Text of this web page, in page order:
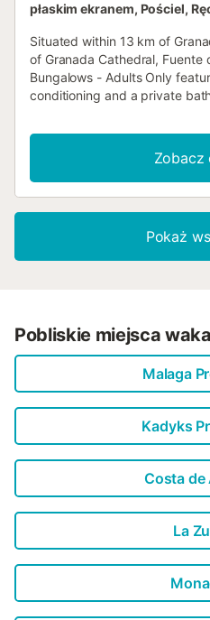
płaskim ekranem, Pościel,
Situated within 13 km of
of Granada Cathedral, Fuente
Bungalows - Adults Only
conditioning and a private
Zobacz
Pokaż
Pobliskie miejsca
Malaga
Kadyks
Costa de
La